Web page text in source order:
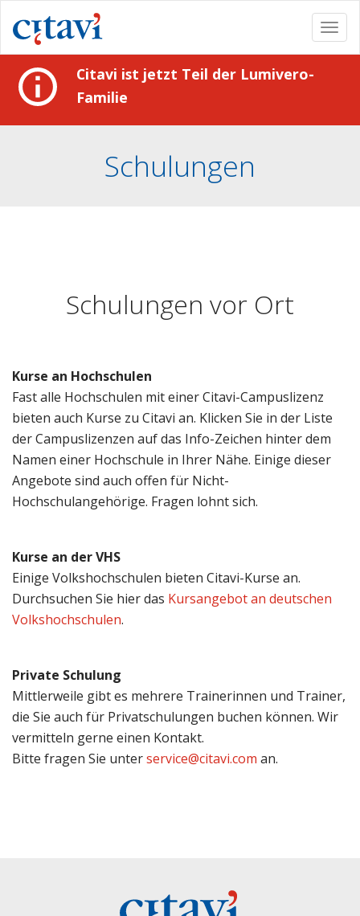
Citavi ist jetzt Teil der Lumivero-
Familie
Schulungen
Schulungen vor Ort
Kurse an Hochschulen
Fast alle Hochschulen mit einer Citavi-Campuslizenz
bieten auch Kurse zu Citavi an. Klicken Sie in der Liste
der Campuslizenzen auf das Info-Zeichen hinter dem
Namen einer Hochschule in Ihrer Nähe. Einige dieser
Angebote sind auch offen für Nicht-
Hochschulangehörige. Fragen lohnt sich.
Kurse an der VHS
Einige Volkshochschulen bieten Citavi-Kurse an.
Durchsuchen Sie hier das Kursangebot an deutschen
Volkshochschulen.
Private Schulung
Mittlerweile gibt es mehrere Trainerinnen und Trainer,
die Sie auch für Privatschulungen buchen können. Wir
vermitteln gerne einen Kontakt.
Bitte fragen Sie unterservice@citavi.com an.